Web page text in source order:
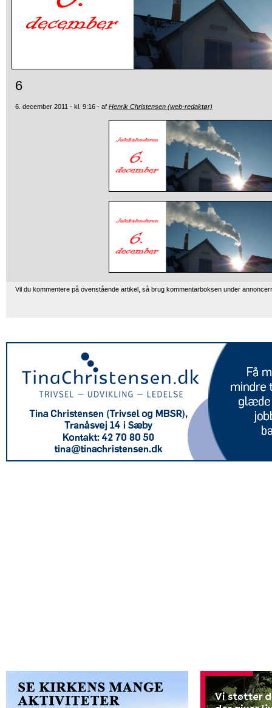
6
6. december 2011 - kl. 9:16 - af Henrik Christensen (web-redaktør)
Vil du kommentere på ovenstående artikel, så brug kommentarboksen under